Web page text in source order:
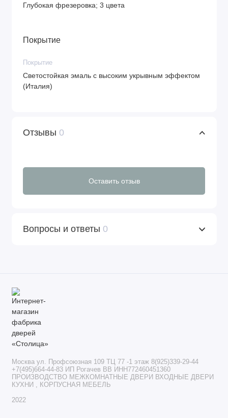
Глубокая фрезеровка; 3 цвета
Покрытие
Покрытие
Светостойкая эмаль с высоким укрывным эффектом
(Италия)
Отзывы 0
Оставить отзыв
Вопросы и ответы 0
Москва ул. Профсоюзная 109 ТЦ 77 -1 этаж 8(925)339-29-44
+7(495)664-44-83 ИП Рогачев ВВ ИНН772460451360
ПРОИЗВОДСТВО МЕЖКОМНАТНЫЕ ДВЕРИ ВХОДНЫЕ ДВЕРИ
КУХНИ , КОРПУСНАЯ МЕБЕЛЬ
2022